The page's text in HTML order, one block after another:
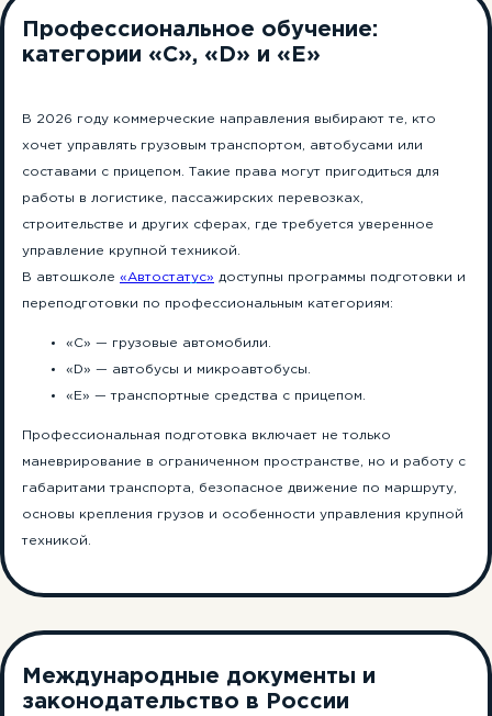
Профессиональное обучение:
категории «C», «D» и «E»
В 2026 году коммерческие направления выбирают те, кто
хочет управлять грузовым транспортом, автобусами или
составами с прицепом. Такие права могут пригодиться для
работы в логистике, пассажирских перевозках,
строительстве и других сферах, где требуется уверенное
управление крупной техникой.
В автошколе «Автостатус» доступны программы подготовки и
переподготовки по профессиональным категориям:
«C» — грузовые автомобили.
«D» — автобусы и микроавтобусы.
«E» — транспортные средства с прицепом.
Профессиональная подготовка включает не только
маневрирование в ограниченном пространстве, но и работу с
габаритами транспорта, безопасное движение по маршруту,
основы крепления грузов и особенности управления крупной
техникой.
Международные документы и
законодательство в России